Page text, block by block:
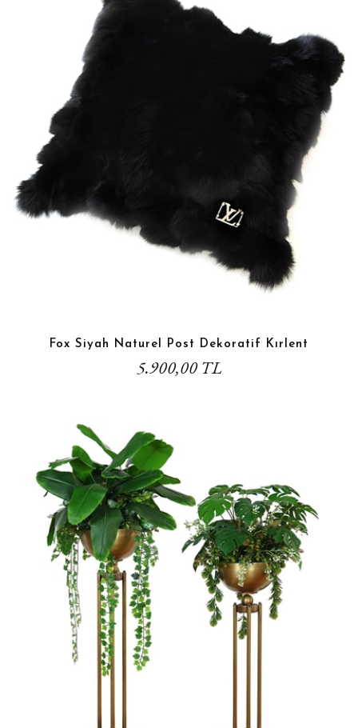
Fox Siyah Naturel Post Dekoratif Kırlent
5.900,00 TL